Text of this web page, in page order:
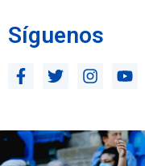
Síguenos